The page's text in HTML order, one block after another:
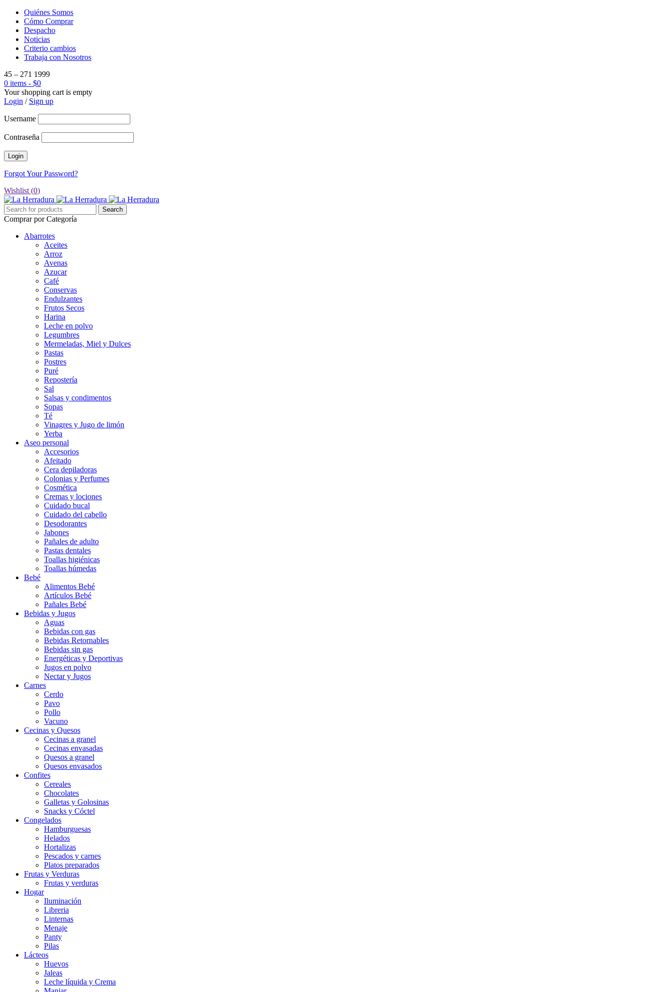
Quiénes Somos
Cómo Comprar
Despacho
Noticias
Criterio cambios
Trabaja con Nosotros
45 – 271 1999
0 items - $0
Your shopping cart is empty
Login / Sign up
Username
Contraseña
Forgot Your Password?
Wishlist (0)
Comprar por Categoría
Abarrotes
Aceites
Arroz
Avenas
Azucar
Café
Conservas
Endulzantes
Frutos Secos
Harina
Leche en polvo
Legumbres
Mermeladas, Miel y Dulces
Pastas
Postres
Puré
Repostería
Sal
Salsas y condimentos
Sopas
Té
Vinagres y Jugo de limón
Yerba
Aseo personal
Accesorios
Afeitado
Cera depiladoras
Colonias y Perfumes
Cosmética
Cremas y lociones
Cuidado bucal
Cuidado del cabello
Desodorantes
Jabones
Pañales de adulto
Pastas dentales
Toallas higiénicas
Toallas húmedas
Bebé
Alimentos Bebé
Artículos Bebé
Pañales Bebé
Bebidas y Jugos
Aguas
Bebidas con gas
Bebidas Retornables
Bebidas sin gas
Energéticas y Deportivas
Jugos en polvo
Nectar y Jugos
Carnes
Cerdo
Pavo
Pollo
Vacuno
Cecinas y Quesos
Cecinas a granel
Cecinas envasadas
Quesos a granel
Quesos envasados
Confites
Cereales
Chocolates
Galletas y Golosinas
Snacks y Cóctel
Congelados
Hamburguesas
Helados
Hortalizas
Pescados y carnes
Platos preparados
Frutas y Verduras
Frutas y verduras
Hogar
Iluminación
Libreria
Linternas
Menaje
Panty
Pilas
Lácteos
Huevos
Jaleas
Leche líquida y Crema